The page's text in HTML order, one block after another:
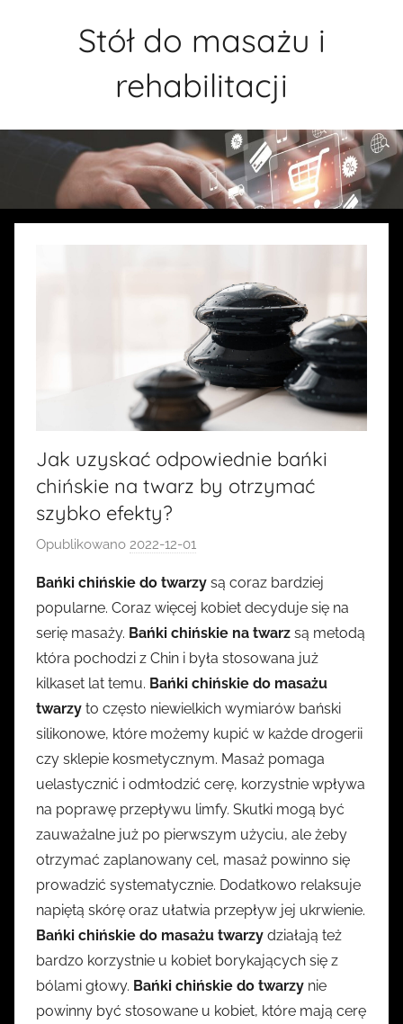
Stół do masażu i
rehabilitacji
Jak uzyskać odpowiednie bańki
chińskie na twarz by otrzymać
szybko efekty?
Opublikowano 2022-12-01
z
e
z
k
a
s
i
a
Bańki chińskie do twarzy są coraz bardziej
popularne. Coraz więcej kobiet decyduje się na
serię masaży. Bańki chińskie na twarz są metodą
która pochodzi z Chin i była stosowana już
kilkaset lat temu. Bańki chińskie do masażu
twarzy to często niewielkich wymiarów bański
silikonowe, które możemy kupić w każde drogerii
czy sklepie kosmetycznym. Masaż pomaga
uelastycznić i odmłodzić cerę, korzystnie wpływa
na poprawę przepływu limfy. Skutki mogą być
zauważalne już po pierwszym użyciu, ale żeby
otrzymać zaplanowany cel, masaż powinno się
prowadzić systematycznie. Dodatkowo relaksuje
napiętą skórę oraz ułatwia przepływ jej ukrwienie.
Bańki chińskie do masażu twarzy działają też
bardzo korzystnie u kobiet borykających się z
bólami głowy. Bańki chińskie do twarzy nie
powinny być stosowane u kobiet, które mają cerę